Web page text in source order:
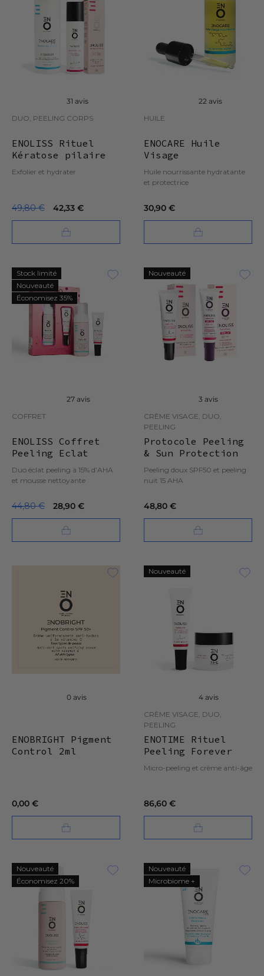
31 avis
DUO, PEELING CORPS
ENOLISS Rituel
Kératose pilaire
Exfolier et hydrater
49,80 € 42,33 €
22 avis
HUILE
ENOCARE Huile
Visage
Nourrissante
Huile nourrissante hydratante
et protectrice
30,90 €
Stock limité
Nouveauté
Économisez 35%
27 avis
COFFRET
ENOLISS Coffret
Peeling Eclat
Duo éclat peeling à 15% d’AHA
et mousse nettoyante
44,80 € 28,90 €
Nouveauté
3 avis
CRÈME VISAGE, DUO,
PEELING
Protocole Peeling
& Sun Protection
Peeling doux SPF50 et peeling
nuit 15 AHA
48,80 €
0 avis
ENOBRIGHT Pigment
Control 2ml
0,00 €
Nouveauté
4 avis
CRÈME VISAGE, DUO,
PEELING
ENOTIME Rituel
Peeling Forever
Micro-peeling et crème anti-âge
86,60 €
Nouveauté
Économisez 20%
Nouveauté
Microbiome +